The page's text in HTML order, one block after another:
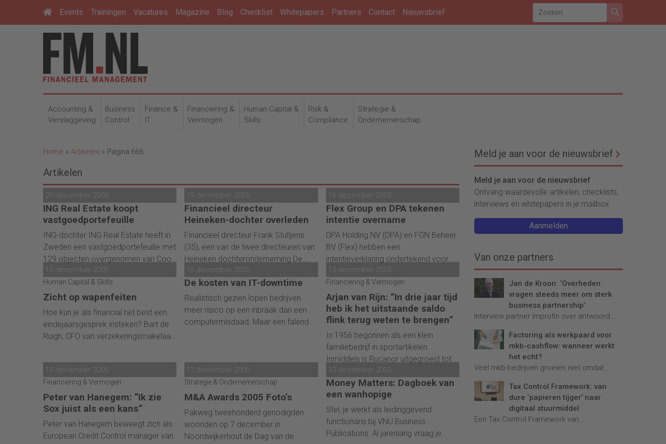
Events Trainingen Vacatures Magazine Blog Checklist Whitepapers Partners Contact Nieuwsbrief
Accounting &
Verslaggeving
Business
Control
Finance &
IT
Financiering &
Vermogen
Human Capital &
Skills
Risk &
Compliance
Strategie &
Ondernemerschap
Home » Artikelen » Pagina 666
Artikelen
20 december 2005
ING Real Estate koopt
vastgoedportefeuille
ING-dochter ING Real Estate heeft in
Zweden een vastgoedportefeuille met
129 objecten overgenomen van Coop
Norden, de grootste retailer van
Scandinavië. In totaal betaalt ING
voor de portefeuille EUR 442 miljoen.
supermarkten, hypermarkten en vier
logistieke centra.
19 december 2005
Financieel directeur
Heineken-dochter overleden
Financieel directeur Frank Stultjens
(35), een van de twee directeuren van
Heineken dochteronderneming De
Bourbon, die eerder deze maand op
het Franse eiland Réunion (bij
Madagascar) werd beschoten, is aan
zijn verwondingen overleden. Dat
heeft Heineken vandaag bekend
verkeerd buiten levensgevaar.
16 december 2005
Flex Group en DPA tekenen
intentie overname
DPA Holding NV (DPA) en FGN Beheer
BV (Flex) hebben een
intentieverklaring ondertekend voor de
overname van Flex door DPA. De
bedrijven zullen na de overname hun
diensten gezamenlijk voortzetten
onder de naam DPA Flex Group.
15 december 2005
Human Capital & Skills
Zicht op wapenfeiten
Hoe kun je als financial het best een
eindejaarsgesprek insteken? Bart de
Ruigh, CFO van verzekeringsmakelaar
wapenfeiten.'
15 december 2005
De kosten van IT-downtime
Realistisch gezien lopen bedrijven
meer risico op een inbraak dan een
computermisdaad. Maar een falend
aanzienlijk grotere gevolgen hebben
dan een gewone inbraak.
13 december 2005
Financiering & Vermogen
Arjan van Rijn: “In drie jaar tijd
heb ik het uitstaande saldo
flink terug weten te brengen”
In 1956 begonnen als een klein
familiebedrijf in sportartikelen.
Inmiddels is Rucanor uitgegroeid tot
een grote organisatie met vestigingen
en klanten in bijna heel Europa. Op het
hoofdkantoor in Nieuwerkerk a/d
IJssel werkt Credit Controller Arjan
van Rijn al ruim drie jaar in deze
functie. Van Rijn is verantwoordelijk
13 december 2005
Financiering & Vermogen
Peter van Hanegem: “Ik zie
Sox juist als een kans”
Peter van Hanegem beweegt zich als
European Credit Control manager van
12 december 2005
Strategie & Ondernemerschap
M&A Awards 2005 Foto’s
Pakweg tweehonderd genodigden
woonden op 7 december in
Noordwijkerhout de Dag van de
12 december 2005
Money Matters: Dagboek van
een wanhopige
Stel, je werkt als leidinggevend
functionaris bij VNU Business
Publications. Al jarenlang vraag je
Meld je aan voor de nieuwsbrief
Meld je aan voor de nieuwsbrief
Ontvang waardevolle artikelen, checklists,
interviews en whitepapers in je mailbox.
Aanmelden
Van onze partners
Jan de Kroon: ‘Overheden
vragen steeds meer om sterk
business partnership’
Interview partner Improfin over antwoord...
Factoring als werkpaard voor
mkb-cashflow: wanneer werkt
het echt?
Veel mkb-bedrijven groeien niet omdat...
Tax Control Framework: van
dure ‘papieren tijger’ naar
digitaal stuurmiddel
Een Tax Control Framework van...